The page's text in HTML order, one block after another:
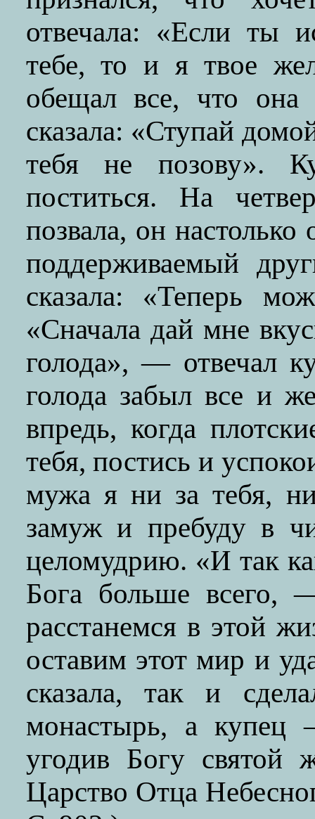
отвечала: «Если ты
тебе, то и я твое
обещал все, что она
сказала: «Ступай
тебя не позову».
поститься. На
позвала, он настолько
поддерживаемый
сказала: «Теперь
«Сначала дай мне
голода», — отвечал
голода забыл все и
впредь, когда
тебя, постись и
мужа я ни за тебя,
замуж и пребуду в
целомудрию. «И так
Бога больше всего,
расстанемся в этой
оставим этот мир и
сказала, так и
монастырь, а
угодив Богу святой
Царство Отца